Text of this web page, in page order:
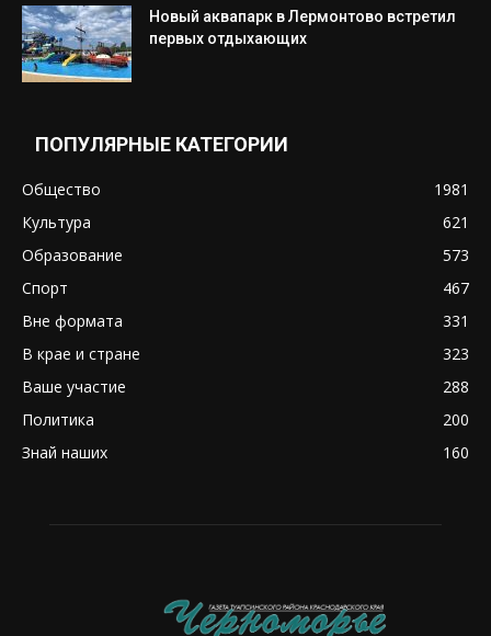
Новый аквапарк в Лермонтово встретил
первых отдыхающих
ПОПУЛЯРНЫЕ КАТЕГОРИИ
Общество
1981
Культура
621
Образование
573
Спорт
467
Вне формата
331
В крае и стране
323
Ваше участие
288
Политика
200
Знай наших
160